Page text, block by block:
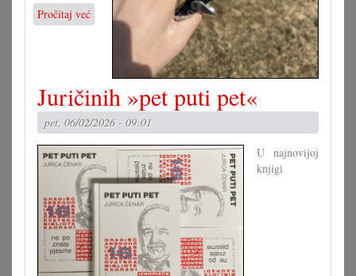
Pročitaj već
Na
jednu
uru
Juričinih »pet puti pet«
pet, 06/02/2026 - 09:01
U najnovijoj
knjigi